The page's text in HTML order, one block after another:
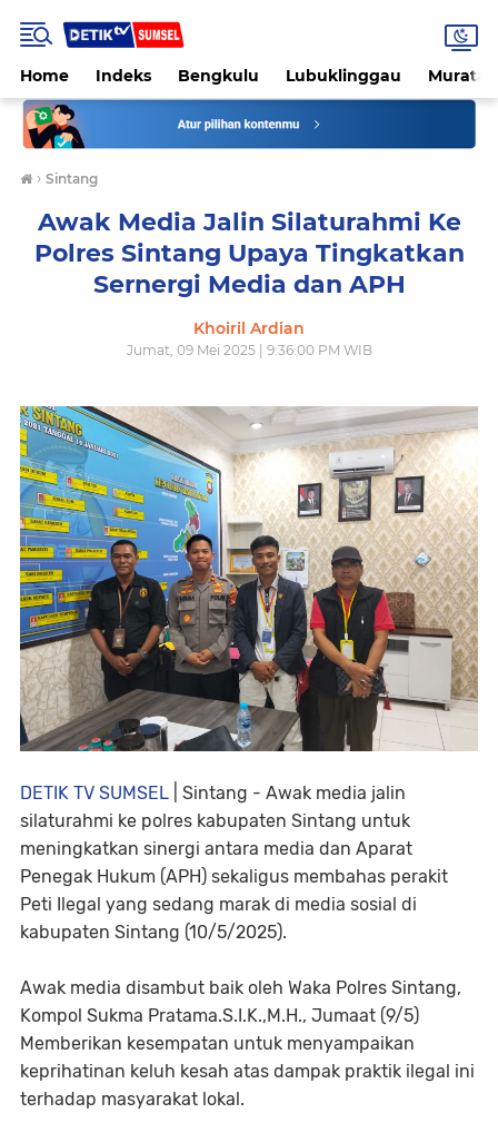
Home Indeks Bengkulu Lubuklinggau
› Sintang
Awak Media Jalin Silaturahmi Ke
Polres Sintang Upaya Tingkatkan
Sernergi Media dan APH
Khoiril Ardian
Jumat, 09 Mei 2025 | 9:36:00 PM WIB
DETIK TV SUMSEL | Sintang - Awak media jalin
silaturahmi ke polres kabupaten Sintang untuk
meningkatkan sinergi antara media dan Aparat
Penegak Hukum (APH) sekaligus membahas perakit
Peti Ilegal yang sedang marak di media sosial di
kabupaten Sintang (10/5/2025).
Awak media disambut baik oleh Waka Polres Sintang,
Kompol Sukma Pratama.S.I.K.,M.H., Jumaat (9/5)
Memberikan kesempatan untuk menyampaikan
keprihatinan keluh kesah atas dampak praktik ilegal ini
terhadap masyarakat lokal.